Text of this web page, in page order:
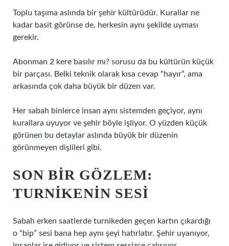
Toplu taşıma aslında bir şehir kültürüdür. Kurallar ne
kadar basit görünse de, herkesin aynı şekilde uyması
gerekir.
Abonman 2 kere basılır mı? sorusu da bu kültürün küçük
bir parçası. Belki teknik olarak kısa cevap “hayır”, ama
arkasında çok daha büyük bir düzen var.
Her sabah binlerce insan aynı sistemden geçiyor, aynı
kurallara uyuyor ve şehir böyle işliyor. O yüzden küçük
görünen bu detaylar aslında büyük bir düzenin
görünmeyen dişlileri gibi.
SON BIR GÖZLEM:
TURNIKENIN SESI
Sabah erken saatlerde turnikeden geçen kartın çıkardığı
o “bip” sesi bana hep aynı şeyi hatırlatır. Şehir uyanıyor,